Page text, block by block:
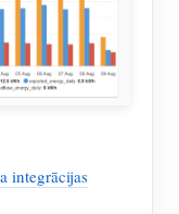
integrācijas